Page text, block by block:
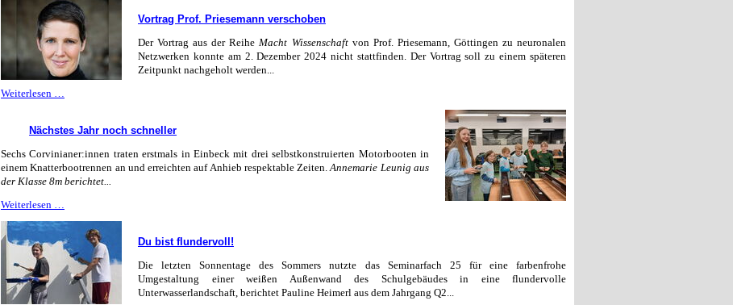
Anmeldung
der
neuen
fünften
Klassen
Vortrag Prof. Priesemann verschoben
Der Vortrag aus der ReiheMacht Wissenschaft von Prof. Priesemann, Göttingen zu neuronalen
Netzwerken konnte am 2. Dezember 2024 nicht stattfinden. Der Vortrag soll zu einem späteren
Zeitpunkt nachgeholt werden...
Weiterlesen …
verschoben
Nächstes Jahr noch schneller
Sechs Corvinianer:innen traten erstmals in Einbeck mit drei selbstkonstruierten Motorbooten in
einem Knatterbootrennen an und erreichten auf Anhieb respektable Zeiten.Annemarie Leunig aus
der Klasse 8m berichtet...
Weiterlesen …
noch
schneller
Du bist flundervoll!
Die letzten Sonnentage des Sommers nutzte das Seminarfach 25 für eine farbenfrohe
Umgestaltung einer weißen Außenwand des Schulgebäudes in eine flundervolle
Unterwasserlandschaft, berichtet Pauline Heimerl aus dem Jahrgang Q2...